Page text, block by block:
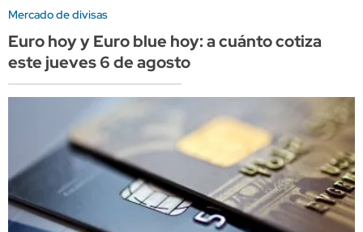
Mercado de divisas
Euro hoy y Euro blue hoy: a cuánto cotiza
este jueves 6 de agosto